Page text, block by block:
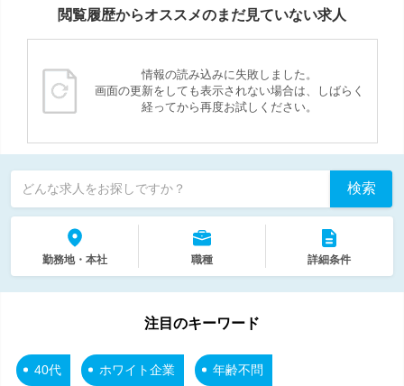
閲覧履歴からオススメのまだ見ていない求人
情報の読み込みに失敗しました。
画面の更新をしても表示されない場合は、しばらく
経ってから再度お試しください。
どんな求人をお探しですか？ 検索
勤務地・本社 職種 詳細条件
注目のキーワード
40代 ホワイト企業 年齢不問